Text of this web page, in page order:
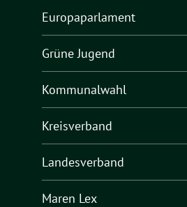
Europaparlament
Grüne Jugend
Kommunalwahl
Kreisverband
Landesverband
Maren Lex